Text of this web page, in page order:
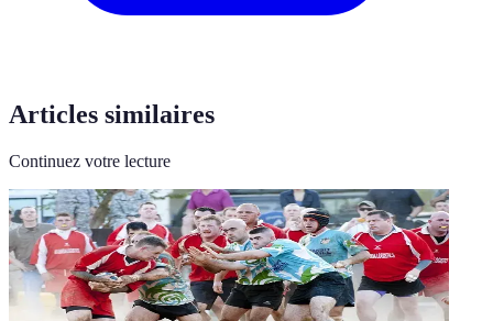
Articles similaires
Continuez votre lecture